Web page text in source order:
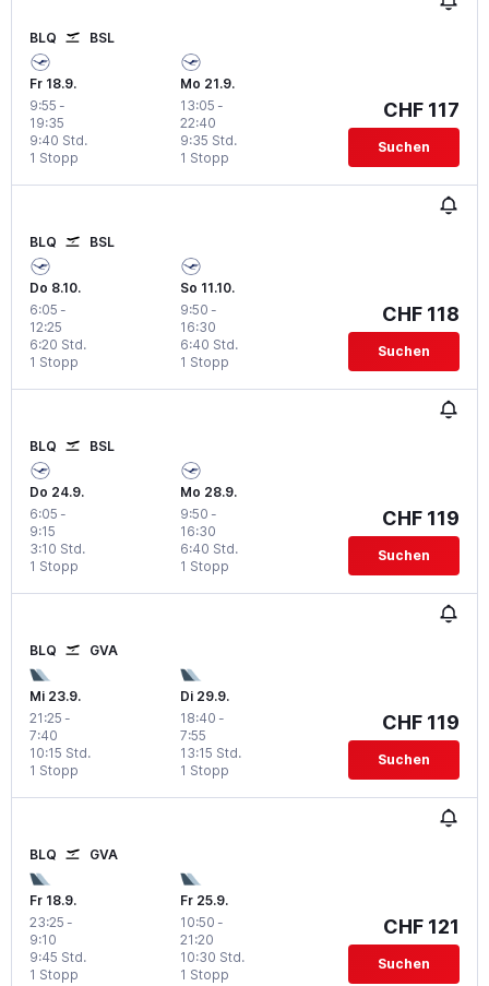
BLQ BSL
Fr 18.9.
9:55 -
19:35
1 Stopp
9:40 Std.
Mo 21.9.
13:05 -
22:40
1 Stopp
9:35 Std.
CHF 117
Suchen
BLQ BSL
Do 8.10.
6:05 -
12:25
1 Stopp
6:20 Std.
So 11.10.
9:50 -
16:30
1 Stopp
6:40 Std.
CHF 118
Suchen
BLQ BSL
Do 24.9.
6:05 -
9:15
1 Stopp
3:10 Std.
Mo 28.9.
9:50 -
16:30
1 Stopp
6:40 Std.
CHF 119
Suchen
BLQ GVA
Mi 23.9.
21:25 -
7:40
1 Stopp
10:15 Std.
Di 29.9.
18:40 -
7:55
1 Stopp
13:15 Std.
CHF 119
Suchen
BLQ GVA
Fr 18.9.
23:25 -
9:10
1 Stopp
9:45 Std.
Fr 25.9.
10:50 -
21:20
1 Stopp
10:30 Std.
CHF 121
Suchen